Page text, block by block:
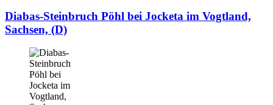
Diabas-Steinbruch Pöhl bei Jocketa im Vogtland,
Sachsen, (D)